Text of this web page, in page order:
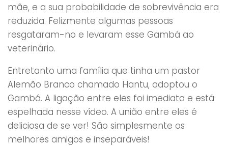
mãe, e a sua probabilidade de sobrevivência era
reduzida. Felizmente algumas pessoas
resgataram-no e levaram esse Gambá ao
veterinário.
Entretanto uma família que tinha um pastor
Alemão Branco chamado Hantu, adoptou o
Gambá. A ligação entre eles foi imediata e está
espelhada nesse vídeo. A união entre eles é
deliciosa de se ver! São simplesmente os
melhores amigos e inseparáveis!